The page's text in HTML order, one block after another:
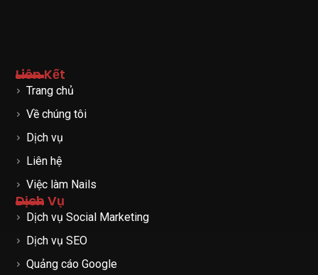
Liên Kết
Trang chủ
Về chúng tôi
Dịch vụ
Liên hệ
Việc làm Nails
Dịch Vụ
Dịch vụ Social Marketing
Dịch vụ SEO
Quảng cáo Google